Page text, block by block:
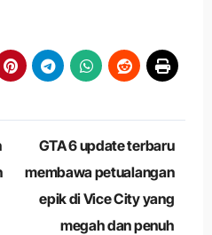
GTA 6 update terbaru
membawa petualangan
epik di Vice City yang
megah dan penuh